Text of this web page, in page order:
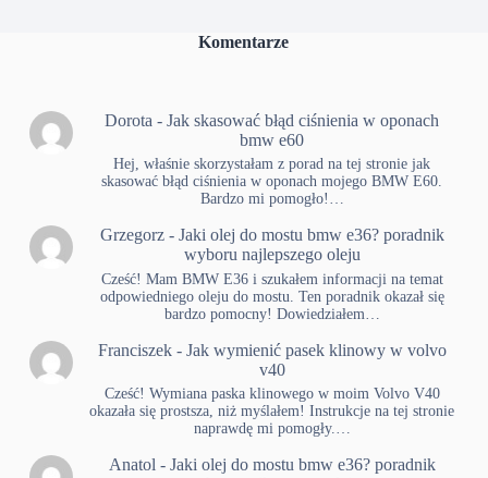
Komentarze
Dorota -Jak skasować błąd ciśnienia w oponach
bmw e60
Hej, właśnie skorzystałam z porad na tej stronie jak
skasować błąd ciśnienia w oponach mojego BMW E60.
Bardzo mi pomogło!…
Grzegorz- Jaki olej do mostu bmw e36? poradnik
wyboru najlepszego oleju
Cześć! Mam BMW E36 i szukałem informacji na temat
odpowiedniego oleju do mostu. Ten poradnik okazał się
bardzo pomocny! Dowiedziałem…
Franciszek- Jak wymienić pasek klinowy w volvo
v40
Cześć! Wymiana paska klinowego w moim Volvo V40
okazała się prostsza, niż myślałem! Instrukcje na tej stronie
naprawdę mi pomogły.…
Anatol - Jaki olej do mostu bmw e36? poradnik